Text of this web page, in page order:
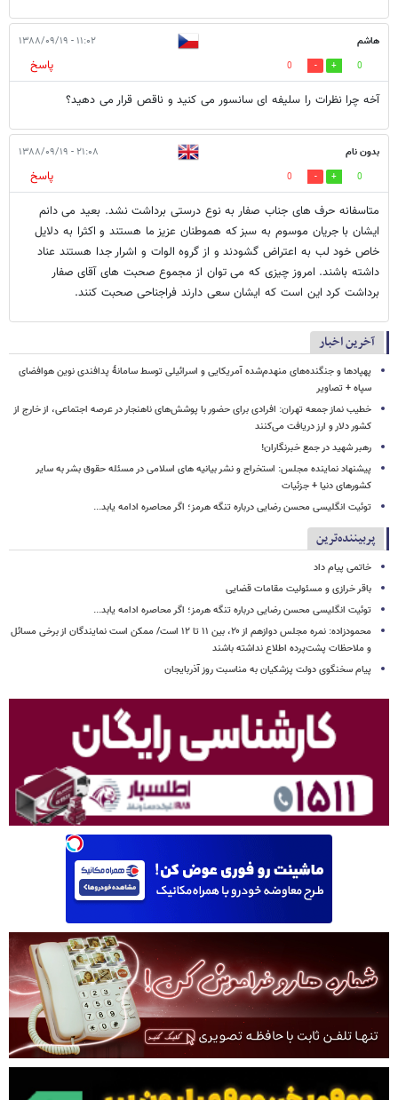
هاشم ۱۱:۰۲ - ۱۳۸۸/۰۹/۱۹
0
0
پاسخ
آخه چرا نظرات را سلیفه ای سانسور می کنید و ناقص قرار می دهید؟
بدون نام ۲۱:۰۸ - ۱۳۸۸/۰۹/۱۹
0
0
پاسخ
متاسفانه حرف های جناب صفار به نوع درستی برداشت نشد. بعید می دانم
ایشان با جریان موسوم به سبز که هموطنان عزیز ما هستند و اکثرا به دلایل
خاص خود لب به اعتراض گشودند و از گروه الوات و اشرار جدا هستند عناد
داشته باشند. امروز چیزی که می توان از مجموع صحبت های آقای صفار
برداشت کرد این است که ایشان سعی دارند فراجناحی صحبت کنند.
آخرین اخبار
پهپادها و جنگنده‌های منهدم‌شده آمریکایی و اسرائیلی توسط سامانۀ پدافندی نوین هوافضای
سپاه + تصاویر
خطیب نماز جمعه تهران: افرادی برای حضور با پوشش‌های ناهنجار در عرصه اجتماعی، از خارج از
کشور دلار و ارز دریافت می‌کنند
رهبر شهید در جمع خبرنگاران!
پیشنهاد نماینده مجلس: استخراج و نشر بیانیه های اسلامی در مسئله حقوق بشر به سایر
کشورهای دنیا + جزئیات
توئیت انگلیسی محسن رضایی درباره تنگه هرمز؛ اگر محاصره ادامه یابد...
پربیننده‌ترین
خاتمی پیام داد
باقر خرازی و مسئولیت مقامات قضایی
توئیت انگلیسی محسن رضایی درباره تنگه هرمز؛ اگر محاصره ادامه یابد...
محمودزاده: نمره مجلس دوازهم از ۲۰، بین ۱۱ تا ۱۲ است/ ممکن است نمایندگان از برخی مسائل
و ملاحظات پشت‌پرده اطلاع نداشته باشند
پیام سخنگوی دولت پزشکیان به مناسبت روز آذربایجان